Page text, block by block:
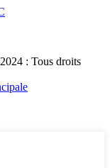
: Tous droits